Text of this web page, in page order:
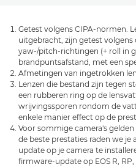
Getest volgens CIPA-normen.
uitgebracht, zijn getest
yaw-/pitch-richtingen (+ roll in
brandpuntsafstand, met een
Afmetingen van ingetrokken
Lenzen die bestand zijn tegen
een rubberen ring op de
wrijvingssporen rondom de
enkele manier effect op de
Voor sommige camera's
de beste prestaties raden we
update op je camera te
firmware-update op EOS R, RP,